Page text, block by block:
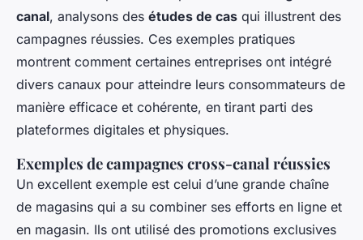
canal, analysons des études de cas qui illustrent des
campagnes réussies. Ces exemples pratiques
montrent comment certaines entreprises ont intégré
divers canaux pour atteindre leurs consommateurs de
manière efficace et cohérente, en tirant parti des
plateformes digitales et physiques.
Exemples de campagnes cross-canal réussies
Un excellent exemple est celui d’une grande chaîne
de magasins qui a su combiner ses efforts en ligne et
en magasin. Ils ont utilisé des promotions exclusives